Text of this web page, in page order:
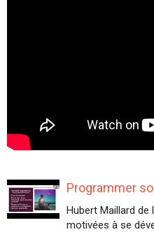
Programmer
Hubert Maillard de
motivées à se